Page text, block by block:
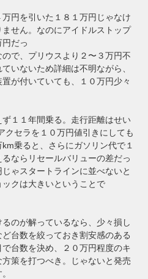
円を引いた１８１万円じゃなけ
せん。なのにアイドルストップ
だっ
で、プリウスより２〜３万円不
いないため詳細は不明ながら、
が付いていても、１０万円少々
１１年間乗る。走行距離はせい
クセラを１０万円値引きにしても
乗ると、さらにガソリン代で１
ならリセールバリューの差だっ
ゃスタートラインに並べないと
クは大きいということで
のが解っているなら、少々損し
台数を絞っておき割安感のある
台数を決め、２０万円程度のキ
策を打つべき。じゃないと発売